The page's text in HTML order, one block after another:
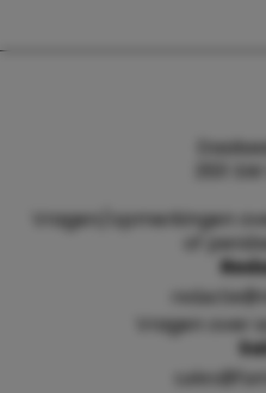
3511
Vragen/opmerkingen
of
Vragen over